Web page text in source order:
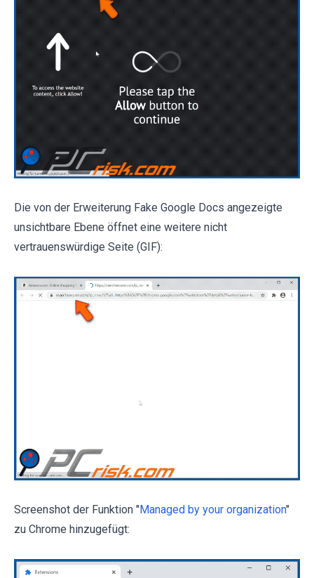
Die von der Erweiterung Fake Google Docs angezeigte
unsichtbare Ebene öffnet eine weitere nicht
vertrauenswürdige Seite (GIF):
Screenshot der Funktion "Managed by your organization"
zu Chrome hinzugefügt: